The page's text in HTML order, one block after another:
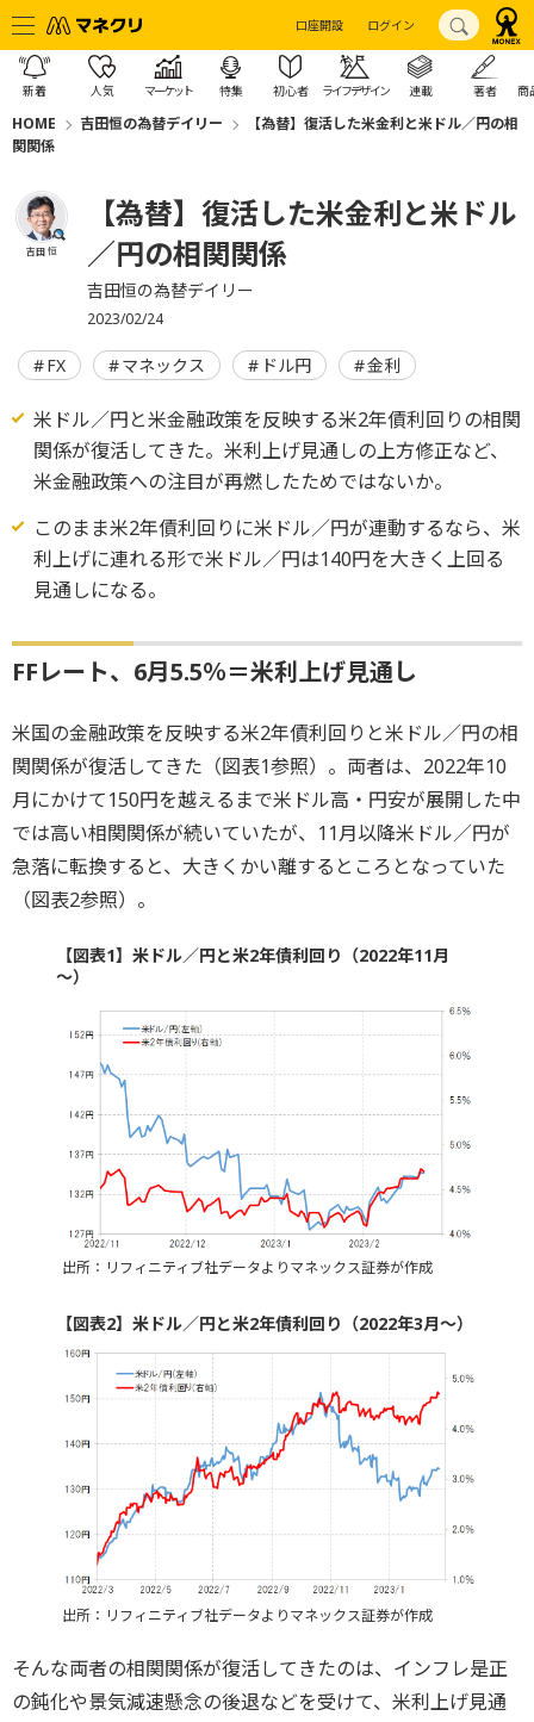
口座開設 ログイン
新着 人気 マーケット 特集 初心者 ライフデザイン 連載 著者 商
HOME 吉田恒の為替デイリー
【為替】復活した米金利と米ドル／円の相
関関係
吉田 恒
【為替】復活した米金利と米ドル
／円の相関関係
吉田恒の為替デイリー
2023/02/24
FX マネックス ドル円 金利
米ドル／円と米金融政策を反映する米2年債利回りの相関
関係が復活してきた。米利上げ見通しの上方修正など、
米金融政策への注目が再燃したためではないか。
このまま米2年債利回りに米ドル／円が連動するなら、米
利上げに連れる形で米ドル／円は140円を大きく上回る
見通しになる。
FFレート、6月5.5％＝米利上げ見通し
米国の金融政策を反映する米2年債利回りと米ドル／円の相
関関係が復活してきた（図表1参照）。両者は、2022年10
月にかけて150円を越えるまで米ドル高・円安が展開した中
では高い相関関係が続いていたが、11月以降米ドル／円が
急落に転換すると、大きくかい離するところとなっていた
（図表2参照）。
【図表1】米ドル／円と米2年債利回り（2022年11月
～）
出所：リフィニティブ社データよりマネックス証券が作成
【図表2】米ドル／円と米2年債利回り（2022年3月～）
出所：リフィニティブ社データよりマネックス証券が作成
そんな両者の相関関係が復活してきたのは、インフレ是正
の鈍化や景気減速懸念の後退などを受けて、米利上げ見通